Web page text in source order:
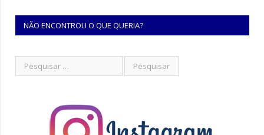
NÃO ENCONTROU O QUE QUERIA?